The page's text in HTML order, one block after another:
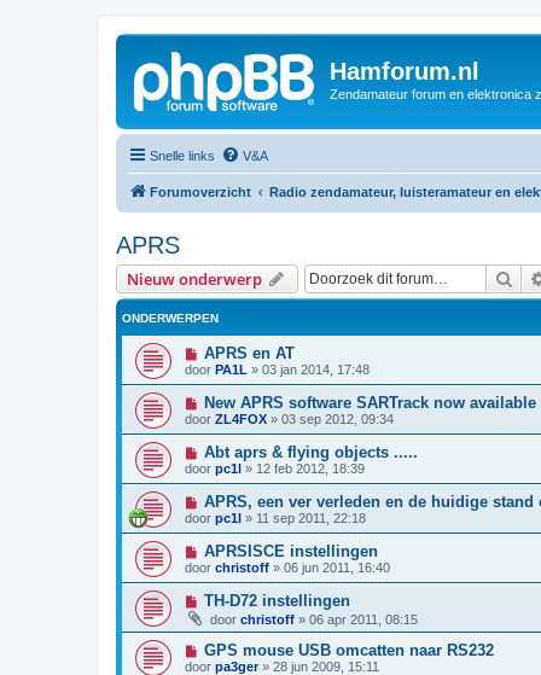
Hamforum.nl
Zendamateur forum en elektronica
Snelle links V&A
Forumoverzicht Radio zendamateur, luisteramateur en
APRS
Nieuw onderwerp
ONDERWERPEN
APRS en AT
door PA1L » 03 jan 2014, 17:48
New APRS software SARTrack now available
door ZL4FOX » 03 sep 2012, 09:34
Abt aprs & flying objects .....
door pc1l » 12 feb 2012, 18:39
APRS, een ver verleden en de huidige stand
door pc1l » 11 sep 2011, 22:18
APRSISCE instellingen
door christoff » 06 jun 2011, 16:40
TH-D72 instellingen
door christoff » 06 apr 2011, 08:15
GPS mouse USB omcatten naar RS232
door pa3ger» 28 jun 2009, 15:11